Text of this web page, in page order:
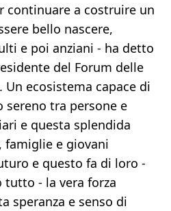
continuare a costruire un
bello nascere,
e poi anziani - ha detto
del Forum delle
ecosistema capace di
tra persone e
e questa splendida
famiglie e giovani
e questo fa di loro -
- la vera forza
speranza e senso di